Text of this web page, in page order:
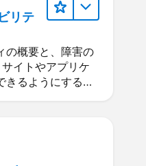
リテ
の概要と、障害の
イトやアプリケ
きるようにする方